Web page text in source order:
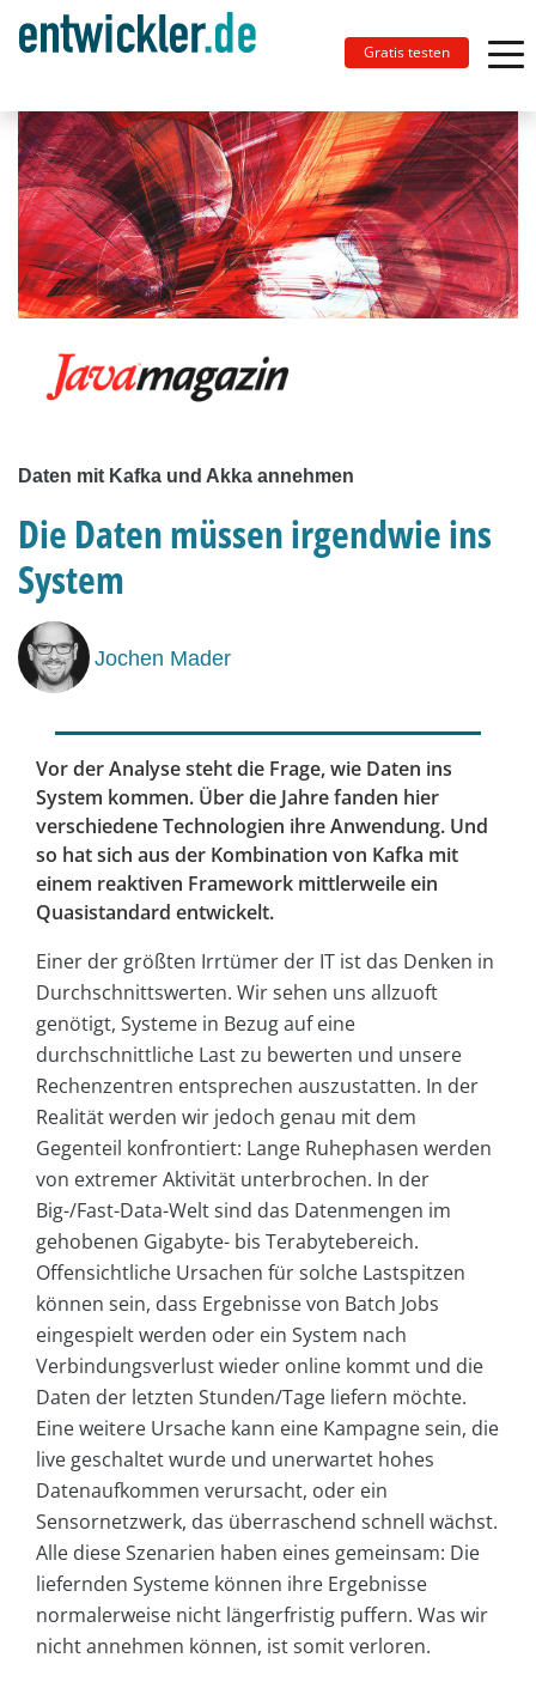
Gratis testen
Daten mit Kafka und Akka annehmen
Die Daten müssen irgendwie ins
System
Jochen Mader
Vor der Analyse steht die Frage, wie Daten ins
System kommen. Über die Jahre fanden hier
verschiedene Technologien ihre Anwendung. Und
so hat sich aus der Kombination von Kafka mit
einem reaktiven Framework mittlerweile ein
Quasistandard entwickelt.
Einer der größten Irrtümer der IT ist das Denken in
Durchschnittswerten. Wir sehen uns allzuoft
genötigt, Systeme in Bezug auf eine
durchschnittliche Last zu bewerten und unsere
Rechenzentren entsprechen auszustatten. In der
Realität werden wir jedoch genau mit dem
Gegenteil konfrontiert: Lange Ruhephasen werden
von extremer Aktivität unterbrochen. In der
Big-/Fast-Data-Welt sind das Datenmengen im
gehobenen Gigabyte- bis Terabytebereich.
Offensichtliche Ursachen für solche Lastspitzen
können sein, dass Ergebnisse von Batch Jobs
eingespielt werden oder ein System nach
Verbindungsverlust wieder online kommt und die
Daten der letzten Stunden/Tage liefern möchte.
Eine weitere Ursache kann eine Kampagne sein, die
live geschaltet wurde und unerwartet hohes
Datenaufkommen verursacht, oder ein
Sensornetzwerk, das überraschend schnell wächst.
Alle diese Szenarien haben eines gemeinsam: Die
liefernden Systeme können ihre Ergebnisse
normalerweise nicht längerfristig puffern. Was wir
nicht annehmen können, ist somit verloren.